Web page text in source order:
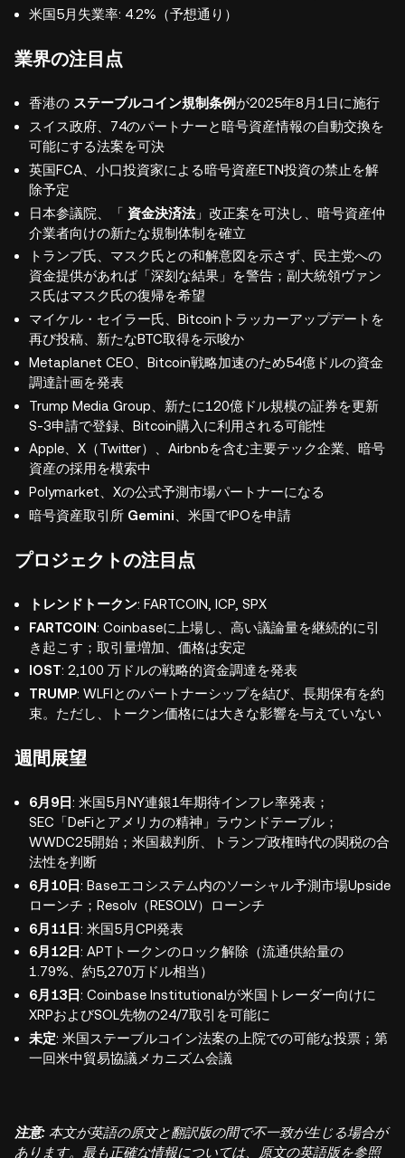
米国5月失業率: 4.2%（予想通り）
業界の注目点
香港の ステーブルコイン規制条例が2025年8月1日に施行
スイス政府、74のパートナーと暗号資産情報の自動交換を
可能にする法案を可決
英国FCA、小口投資家による暗号資産ETN投資の禁止を解
除予定
日本参議院、「 資金決済法」改正案を可決し、暗号資産仲
介業者向けの新たな規制体制を確立
トランプ氏、マスク氏との和解意図を示さず、民主党への
資金提供があれば「深刻な結果」を警告；副大統領ヴァン
ス氏はマスク氏の復帰を希望
マイケル・セイラー氏、Bitcoinトラッカーアップデートを
再び投稿、新たなBTC取得を示唆か
Metaplanet CEO、Bitcoin戦略加速のため54億ドルの資金
調達計画を発表
Trump Media Group、新たに120億ドル規模の証券を更新
S-3申請で登録、Bitcoin購入に利用される可能性
Apple、X（Twitter）、Airbnbを含む主要テック企業、暗号
資産の採用を模索中
Polymarket、Xの公式予測市場パートナーになる
暗号資産取引所 Gemini 、米国でIPOを申請
プロジェクトの注目点
トレンドトークン: FARTCOIN, ICP, SPX
FARTCOIN: Coinbaseに上場し、高い議論量を継続的に引
き起こす；取引量増加、価格は安定
IOST: 2,100 万ドルの戦略的資金調達を発表
TRUMP: WLFIとのパートナーシップを結び、長期保有を約
束。ただし、トークン価格には大きな影響を与えていない
週間展望
6月9日: 米国5月NY連銀1年期待インフレ率発表；
SEC「DeFiとアメリカの精神」ラウンドテーブル；
WWDC25開始；米国裁判所、トランプ政権時代の関税の合
法性を判断
6月10日: Baseエコシステム内のソーシャル予測市場Upside
ローンチ；Resolv（RESOLV）ローンチ
6月11日: 米国5月CPI発表
6月12日: APTトークンのロック解除（流通供給量の
1.79%、約5,270万ドル相当）
6月13日: Coinbase Institutionalが米国トレーダー向けに
XRPおよびSOL先物の24/7取引を可能に
未定: 米国ステーブルコイン法案の上院での可能な投票；第
一回米中貿易協議メカニズム会議
注意: 本文が英語の原文と翻訳版の間で不一致が生じる場合が
あります。最も正確な情報については、原文の英語版を参照